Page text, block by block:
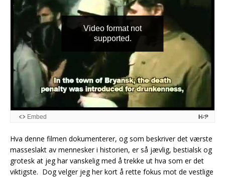
Hva denne filmen dokumenterer, og som beskriver det værste
masseslakt av mennesker i historien, er så jævlig, bestialsk og
grotesk at jeg har vanskelig med å trekke ut hva som er det
viktigste. Dog velger jeg her kort å rette fokus mot de vestlige